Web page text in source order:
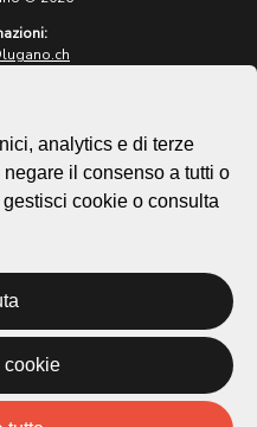
analytics e di terze
il consenso a tutti o
cookie o consulta
cookie